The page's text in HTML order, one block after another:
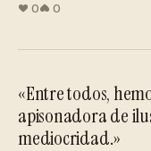
0 0
«Entre todos,
apisonadora de
mediocridad.»